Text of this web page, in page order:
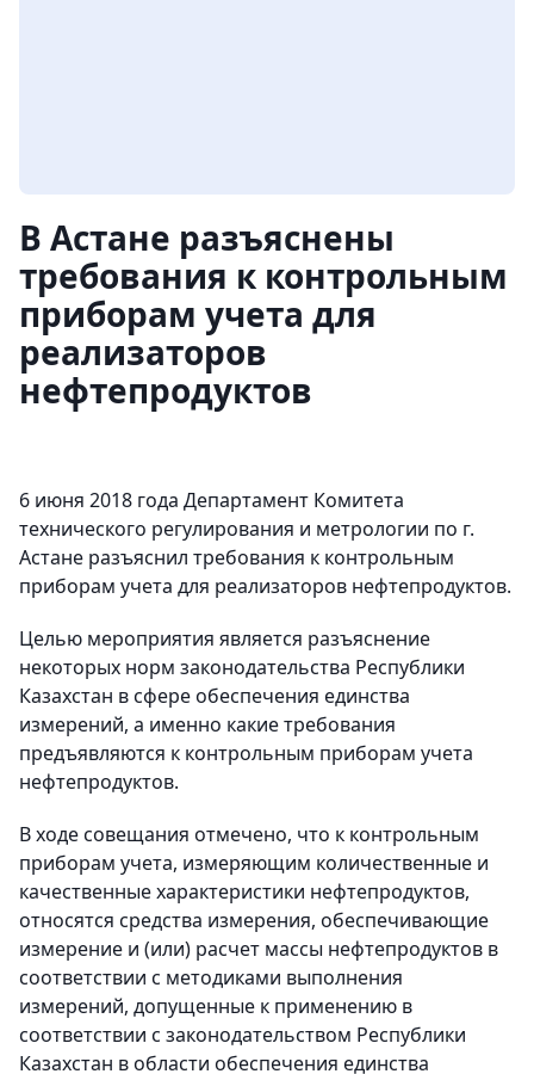
В Астане разъяснены
требования к контрольным
приборам учета для
реализаторов
нефтепродуктов
6 июня 2018 года Департамент Комитета
технического регулирования и метрологии по г.
Астане разъяснил требования к контрольным
приборам учета для реализаторов нефтепродуктов.
Целью мероприятия является разъяснение
некоторых норм законодательства Республики
Казахстан в сфере обеспечения единства
измерений, а именно какие требования
предъявляются к контрольным приборам учета
нефтепродуктов.
В ходе совещания отмечено, что к контрольным
приборам учета, измеряющим количественные и
качественные характеристики нефтепродуктов,
относятся средства измерения, обеспечивающие
измерение и (или) расчет массы нефтепродуктов в
соответствии с методиками выполнения
измерений, допущенные к применению в
соответствии с законодательством Республики
Казахстан в области обеспечения единства